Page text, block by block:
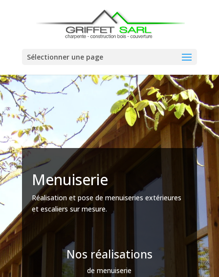
Sélectionner une page
Menuiserie
Réalisation et pose de menuiseries extérieures
et escaliers sur mesure.
Nos réalisations
de menuiserie